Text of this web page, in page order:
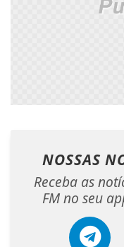
NOSSAS
Receba as
FM no seu